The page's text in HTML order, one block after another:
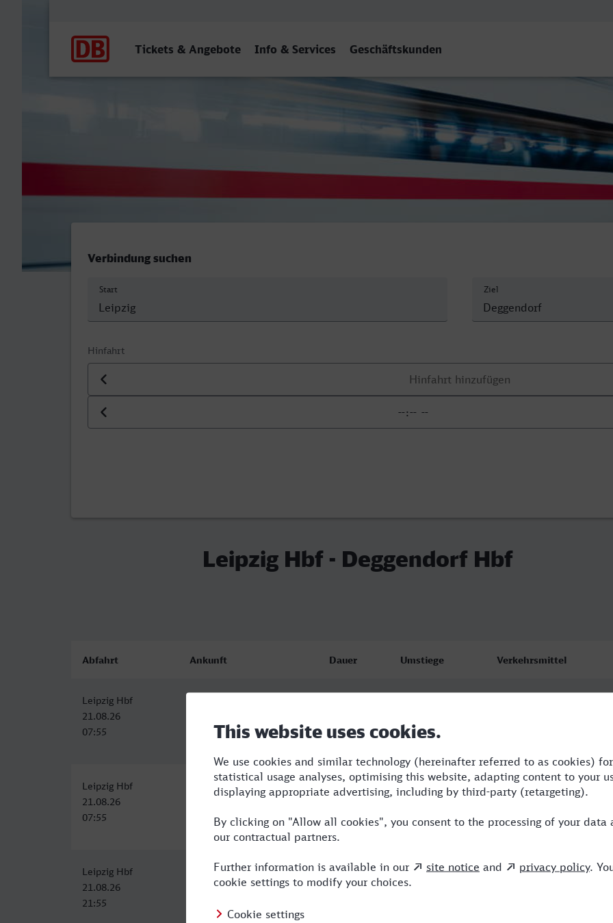
Tickets & Angebote Info & Services Geschäftskunden
Leipzig Hbf - Deggendorf Hbf
Verbindung suchen
Start Ziel
Hinfahrt
Datum der Hinfahrt
Uhrzeit der Hinfahrt
Leipzig Hbf - Deggendorf Hbf
Abfahrt Ankunft Dauer Umstiege Verkehrsmittel
Leipzig Hbf
21.08.26
07:55
13:14
Leipzig Hbf
21.08.26
07:55
Deggendorf Hbf
5:19 3 BUS,RE,WBA,ICE
Leipzig Hbf
21.08.26
21:55
Deggendorf Hbf
22.08.26
9:19 3 BUS,AG,WBA,ICE